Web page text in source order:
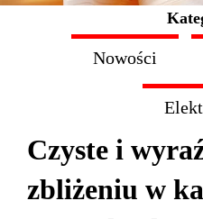
Nowości
Czyste i
zbliżeniu w